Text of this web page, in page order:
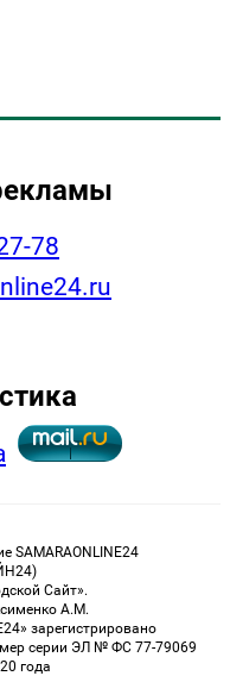
78
SAMARAONLINE24
Сайт».
А.М.
зарегистрировано
серии ЭЛ № ФС 77-79069
года